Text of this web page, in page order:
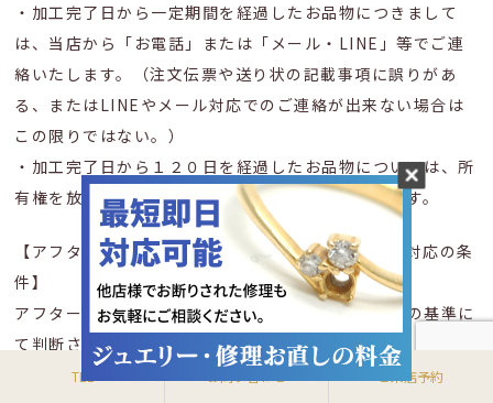
・加工完了日から一定期間を経過したお品物につきまして
は、当店から「お電話」または「メール・LINE」等でご連
絡いたします。（注文伝票や送り状の記載事項に誤りがあ
る、またはLINEやメール対応でのご連絡が出来ない場合は
この限りではない。）
・加工完了日から１２０日を経過したお品物については、所
有権を放棄したものとみなし、廃棄処分といたします。
【アフターサービス対応期間と、アフターサービス対応の条
件】
アフターサービス対応につきましての判断は、当店の基準に
て判断させていただきます。
アフターサービス対応をご希望の場合は、お品物を拝見させ
TEL ご来店予約